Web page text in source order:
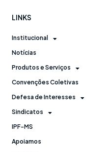
LINKS
Institucional
Notícias
Produtos e Serviços
Convenções Coletivas
Defesa de Interesses
Sindicatos
IPF-MS
Apoiamos